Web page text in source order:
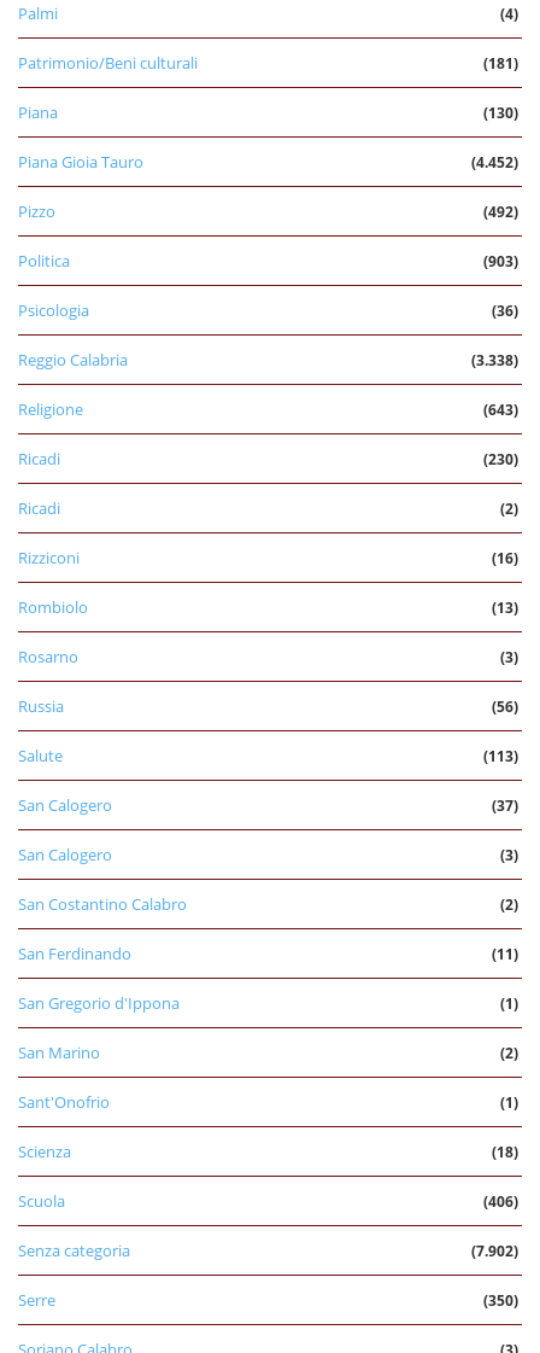
Palmi (4)
Patrimonio/Beni culturali (181)
Piana (130)
Piana Gioia Tauro (4.452)
Pizzo (492)
Politica (903)
Psicologia (36)
Reggio Calabria (3.338)
Religione (643)
Ricadi (230)
Ricadi (2)
Rizziconi (16)
Rombiolo (13)
Rosarno (3)
Russia (56)
Salute (113)
San Calogero (37)
San Calogero (3)
San Costantino Calabro (2)
San Ferdinando (11)
San Gregorio d'Ippona (1)
San Marino (2)
Sant'Onofrio (1)
Scienza (18)
Scuola (406)
Senza categoria (7.902)
Serre (350)